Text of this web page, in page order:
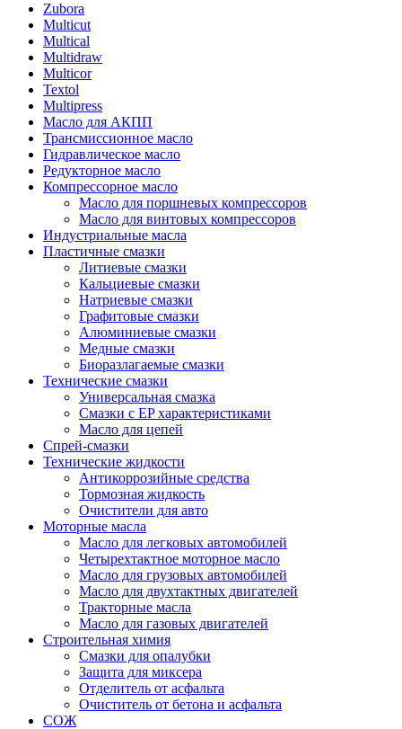
Zubora
Multicut
Multical
Multidraw
Multicor
Textol
Multipress
Масло для АКПП
Трансмиссионное масло
Гидравлическое масло
Редукторное масло
Компрессорное масло
Масло для поршневых компрессоров
Масло для винтовых компрессоров
Индустриальные масла
Пластичные смазки
Литиевые смазки
Кальциевые смазки
Натриевые смазки
Графитовые смазки
Алюминиевые смазки
Медные смазки
Биоразлагаемые смазки
Технические смазки
Универсальная смазка
Смазки с EP характеристиками
Масло для цепей
Спрей-смазки
Технические жидкости
Антикоррозийные средства
Тормозная жидкость
Очистители для авто
Моторные масла
Масло для легковых автомобилей
Четырехтактное моторное масло
Масло для грузовых автомобилей
Масло для двухтактных двигателей
Тракторные масла
Масло для газовых двигателей
Строительная химия
Смазки для опалубки
Защита для миксера
Отделитель от асфальта
Очиститель от бетона и асфальта
СОЖ